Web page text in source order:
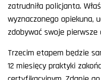
zatrudniła policjanta.
wyznaczonego opiekuna,
zdobywać swoje
Trzecim etapem będzie
12 miesięcy praktyki